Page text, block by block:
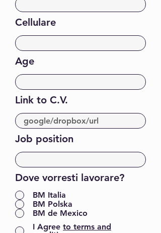
Cellulare
Age
Link to C.V.
Job position
Dove vorresti lavorare?
BM Italia
BM Polska
BM de Mexico
I Agree to terms and